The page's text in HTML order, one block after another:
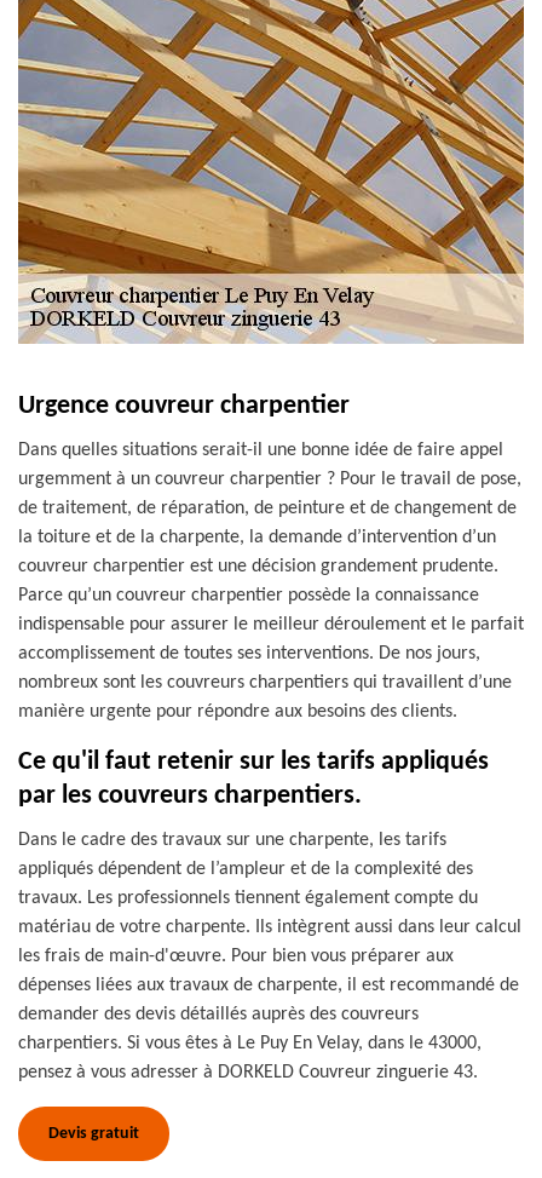
Urgence couvreur charpentier
Dans quelles situations serait-il une bonne idée de faire appel
urgemment à un couvreur charpentier ? Pour le travail de pose,
de traitement, de réparation, de peinture et de changement de
la toiture et de la charpente, la demande d’intervention d’un
couvreur charpentier est une décision grandement prudente.
Parce qu’un couvreur charpentier possède la connaissance
indispensable pour assurer le meilleur déroulement et le parfait
accomplissement de toutes ses interventions. De nos jours,
nombreux sont les couvreurs charpentiers qui travaillent d’une
manière urgente pour répondre aux besoins des clients.
Ce qu'il faut retenir sur les tarifs appliqués
par les couvreurs charpentiers.
Dans le cadre des travaux sur une charpente, les tarifs
appliqués dépendent de l’ampleur et de la complexité des
travaux. Les professionnels tiennent également compte du
matériau de votre charpente. Ils intègrent aussi dans leur calcul
les frais de main-d'œuvre. Pour bien vous préparer aux
dépenses liées aux travaux de charpente, il est recommandé de
demander des devis détaillés auprès des couvreurs
charpentiers. Si vous êtes à Le Puy En Velay, dans le 43000,
pensez à vous adresser à DORKELD Couvreur zinguerie 43.
Devis gratuit